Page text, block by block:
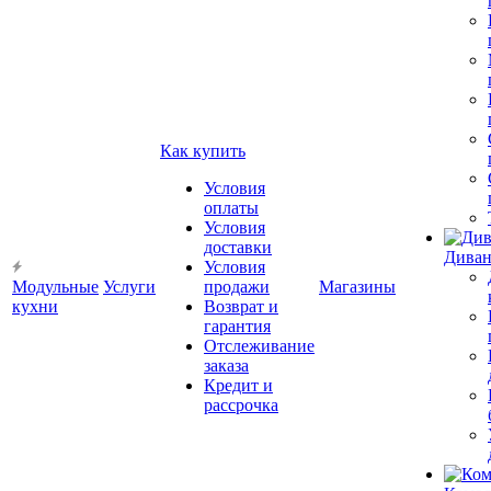
Модульные
кухни
Услуги
Как купить
Условия
оплаты
Условия
доставки
Условия
продажи
Возврат и
гарантия
Отслеживание
заказа
Кредит и
рассрочка
Магазины